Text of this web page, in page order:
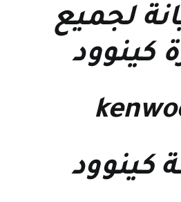
لجميع
كينوود
كينوود